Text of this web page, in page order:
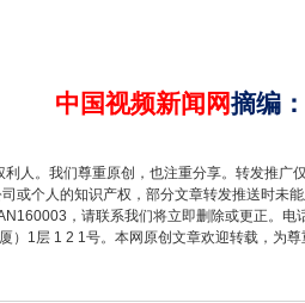
中国视频新闻网摘编 ：
人。我们尊重原创，也注重分享。转发推广
或个人的知识产权，部分文章转发推送时未
，请联系我们将立即删除或更正。电
）1层 1 2 1号。本网原创文章欢迎转载，为尊
让核能赋能千行百